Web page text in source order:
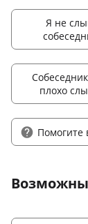
Я не
плохо
Помогите